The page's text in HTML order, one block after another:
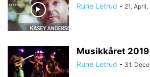
Rune Letrud - 21.
Musikkåret 2019
Rune Letrud - 31.